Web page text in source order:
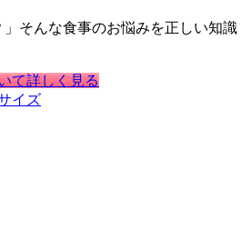
」そんな食事のお悩みを正しい知識
て詳しく見る
イズ